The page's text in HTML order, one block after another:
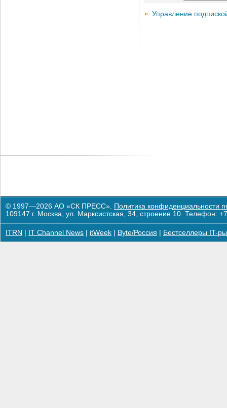
Управление
© 1997—2026 АО «СК ПРЕСС». Политика конфиденциальности
109147 г. Москва, ул. Марксистская, 34, строение 10. Телефон:
ITRN IT Channel News itWeek Byte/Россия Бестселлеры IT-